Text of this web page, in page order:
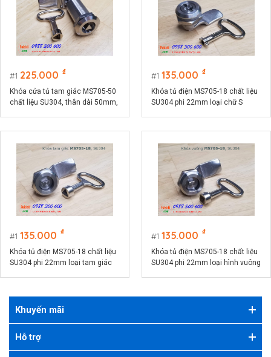
1 225.000 ₫
Khóa cửa tủ tam giác MS705-50
chất liệu SU304, thân dài 50mm,
1 135.000 ₫
Khóa tủ điện MS705-18 chất liệu
SU304 phi 22mm loại chữ S
1 135.000 ₫
Khóa tủ điện MS705-18 chất liệu
SU304 phi 22mm loại tam giác
1 135.000 ₫
Khóa tủ điện MS705-18 chất liệu
SU304 phi 22mm loại hình vuông
Khuyến mãi
Hỗ trợ